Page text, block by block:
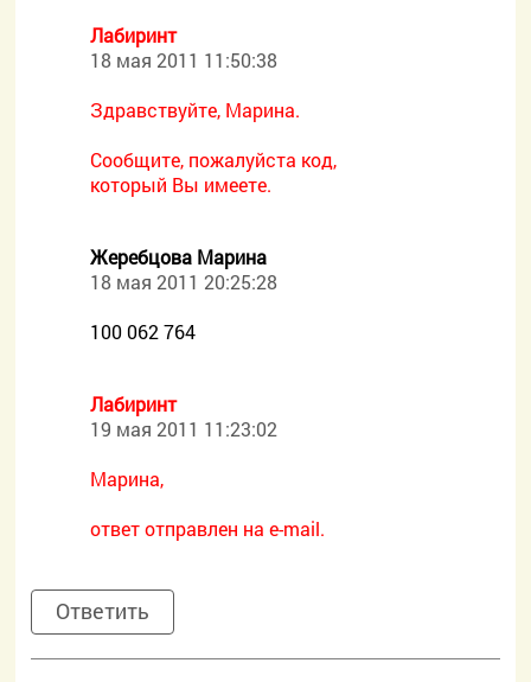
Лабиринт
18 мая 2011 11:50:38
Здравствуйте, Марина.
Сообщите, пожалуйста код,
который Вы имеете.
Жеребцова Марина
18 мая 2011 20:25:28
100 062 764
Лабиринт
19 мая 2011 11:23:02
Марина,
ответ отправлен на e-mail.
Ответить